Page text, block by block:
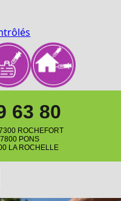
63 80
ROCHEFORT
PONS
LA ROCHELLE